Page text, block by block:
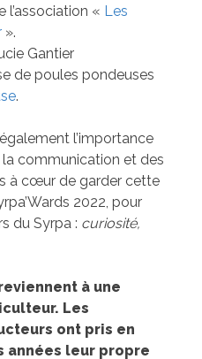
« Les
».
Gantier
de poules pondeuses
.
l’importance
la communication et des
à cœur de garder cette
2022, pour
du Syrpa : curiosité,
à une
Les
ont pris en
années leur propre